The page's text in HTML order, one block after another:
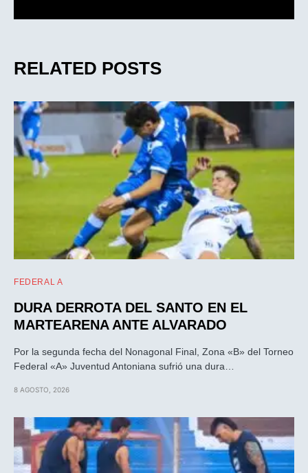
RELATED POSTS
FEDERAL A
DURA DERROTA DEL SANTO EN EL
MARTEARENA ANTE ALVARADO
Por la segunda fecha del Nonagonal Final, Zona «B» del Torneo
Federal «A» Juventud Antoniana sufrió una dura…
8 AGOSTO, 2026